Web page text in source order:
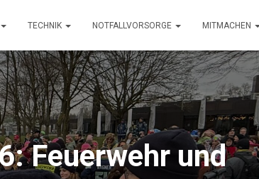
TECHNIK NOTFALLVORSORGE MITMACHEN
Feuerwehr und